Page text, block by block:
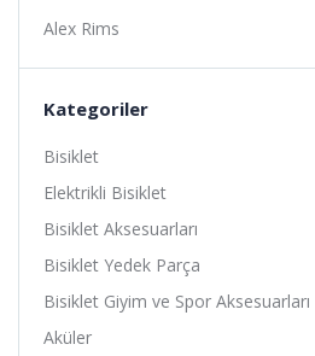
Alex Rims
Alhonga
Alligator
Kategoriler
Bisiklet
Elektrikli Bisiklet
Bisiklet Aksesuarları
Bisiklet Yedek Parça
Bisiklet Giyim ve Spor Aksesuarları
Aküler